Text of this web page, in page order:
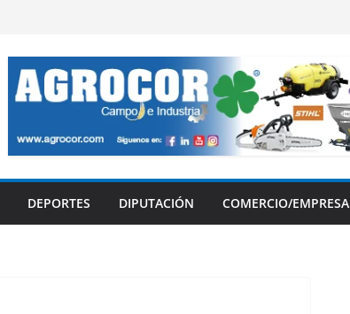
DEPORTES DIPUTACIÓN COMERCIO/EMPRESA